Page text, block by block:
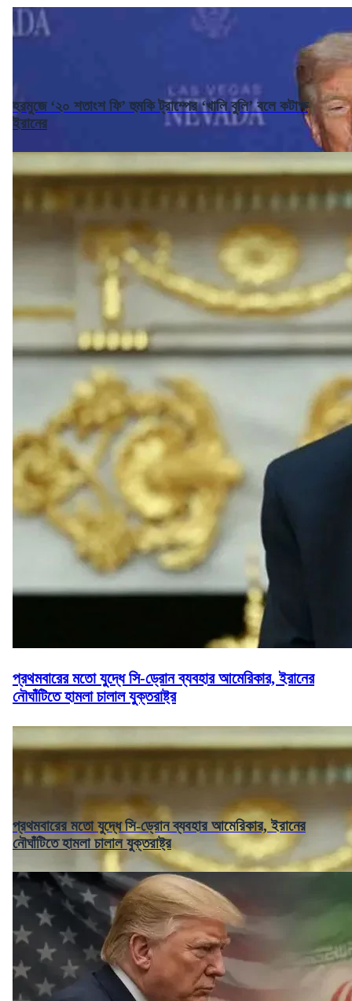
হরমুজে ‘২০ শতাংশ ফি’ হুমকি ট্রাম্পের ‘খালি বুলি’ বলে কটাক্ষ
ইরানের
প্রথমবারের মতো যুদ্ধে সি-ড্রোন ব্যবহার আমেরিকার, ইরানের
নৌঘাঁটিতে হামলা চালাল যুক্তরাষ্ট্র
প্রথমবারের মতো যুদ্ধে সি-ড্রোন ব্যবহার আমেরিকার, ইরানের
নৌঘাঁটিতে হামলা চালাল যুক্তরাষ্ট্র